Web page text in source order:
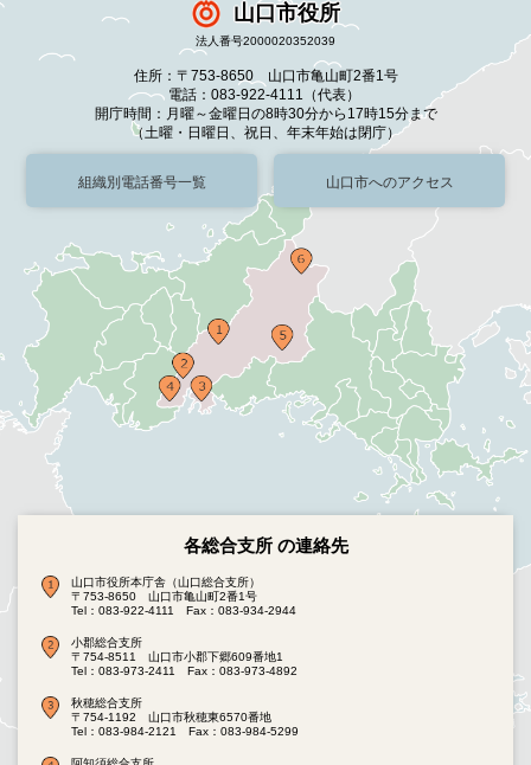
山口市役所
法人番号2000020352039
住所：〒753-8650 山口市亀山町2番1号
電話：083-922-4111（代表）
開庁時間：月曜～金曜日の8時30分から17時15分まで
（土曜・日曜日、祝日、年末年始は閉庁）
組織別電話番号一覧 山口市へのアクセス
各総合支所 の連絡先
山口市役所本庁舎（山口総合支所）
〒753-8650 山口市亀山町2番1号
Tel：083-922-4111
Fax：083-934-2944
小郡総合支所
〒754-8511 山口市小郡下郷609番地1
Tel：083-973-2411
Fax：083-973-4892
秋穂総合支所
〒754-1192 山口市秋穂東6570番地
Tel：083-984-2121
Fax：083-984-5299